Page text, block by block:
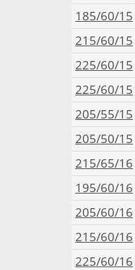
185/60/15
215/60/15
225/60/15
225/60/15
205/55/15
205/50/15
215/65/16
195/60/16
205/60/16
215/60/16
225/60/16